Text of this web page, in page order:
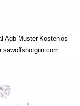
Agb Muster Kostenlos